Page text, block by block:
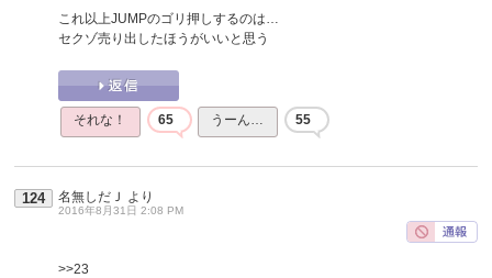
これ以上JUMPのゴリ押しするのは…
セクゾ売り出したほうがいいと思う
それな！ 65 うーん… 55
124 名無しだＪ より
2016年8月31日 2:08 PM
>>23